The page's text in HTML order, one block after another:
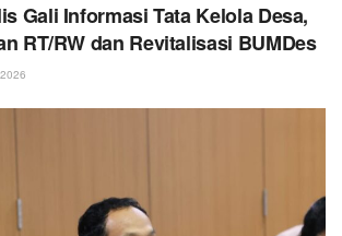
Gali Informasi Tata Kelola Desa,
RT/RW dan Revitalisasi BUMDes